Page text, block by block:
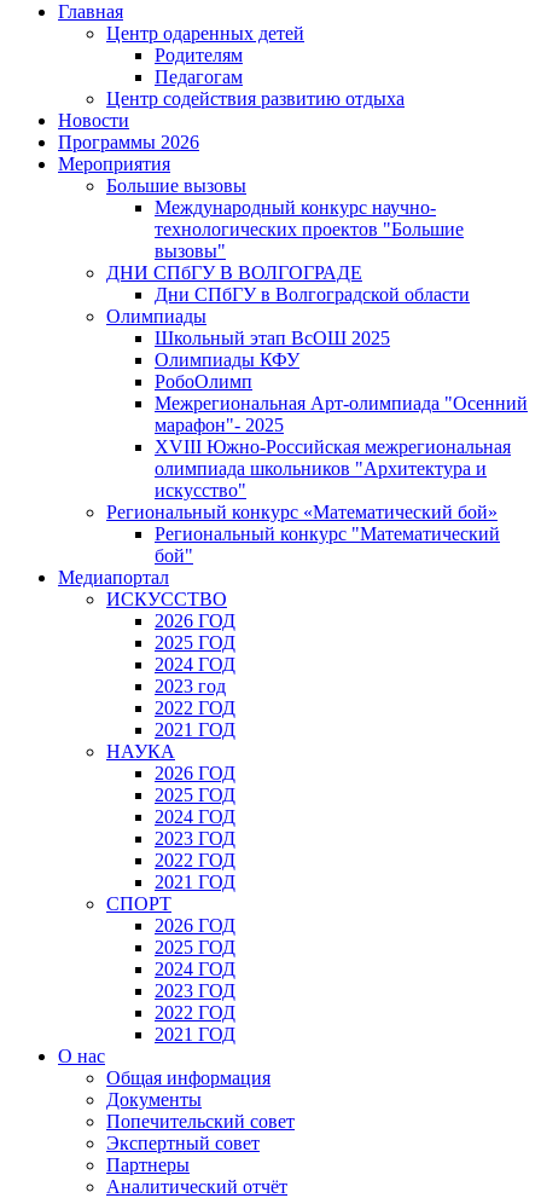
Главная
Центр одаренных детей
Родителям
Педагогам
Центр содействия развитию отдыха
Новости
Программы 2026
Мероприятия
Большие вызовы
Международный конкурс научно-
технологических проектов "Большие
вызовы"
ДНИ СПбГУ В ВОЛГОГРАДЕ
Дни СПбГУ в Волгоградской области
Олимпиады
Школьный этап ВсОШ 2025
Олимпиады КФУ
РобоОлимп
Межрегиональная Арт-олимпиада "Осенний
марафон"- 2025
XVIII Южно-Российская межрегиональная
олимпиада школьников "Архитектура и
искусство"
Региональный конкурс «Математический бой»
Региональный конкурс "Математический
бой"
Медиапортал
ИСКУССТВО
2026 ГОД
2025 ГОД
2024 ГОД
2023 год
2022 ГОД
2021 ГОД
НАУКА
2026 ГОД
2025 ГОД
2024 ГОД
2023 ГОД
2022 ГОД
2021 ГОД
СПОРТ
2026 ГОД
2025 ГОД
2024 ГОД
2023 ГОД
2022 ГОД
2021 ГОД
О нас
Общая информация
Документы
Попечительский совет
Экспертный совет
Партнеры
Аналитический отчёт